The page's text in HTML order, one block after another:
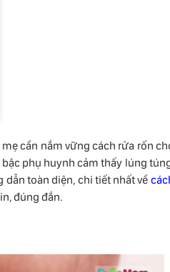
cần nắm vững cách rửa rốn
phụ huynh cảm thấy lúng
toàn diện, chi tiết nhất về
đúng đắn.